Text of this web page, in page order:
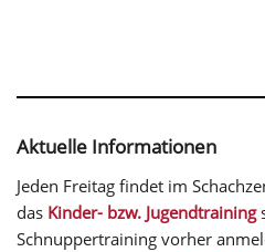
Aktuelle Informationen
Jeden Freitag findet im
das Kinder- bzw. Jugendtraining
Schnuppertraining vorher